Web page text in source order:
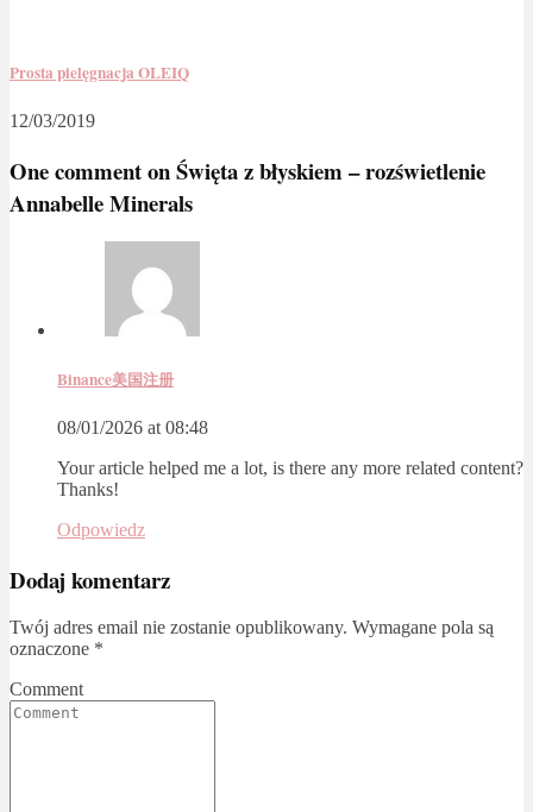
Prosta pielęgnacja OLEIQ
12/03/2019
One comment onŚwięta z błyskiem – rozświetlenie
Annabelle Minerals
Binance美国注册
08/01/2026 at 08:48
Your article helped me a lot, is there any more related content?
Thanks!
Odpowiedz
Dodaj komentarz
Twój adres email nie zostanie opublikowany. Wymagane pola są
oznaczone *
Comment